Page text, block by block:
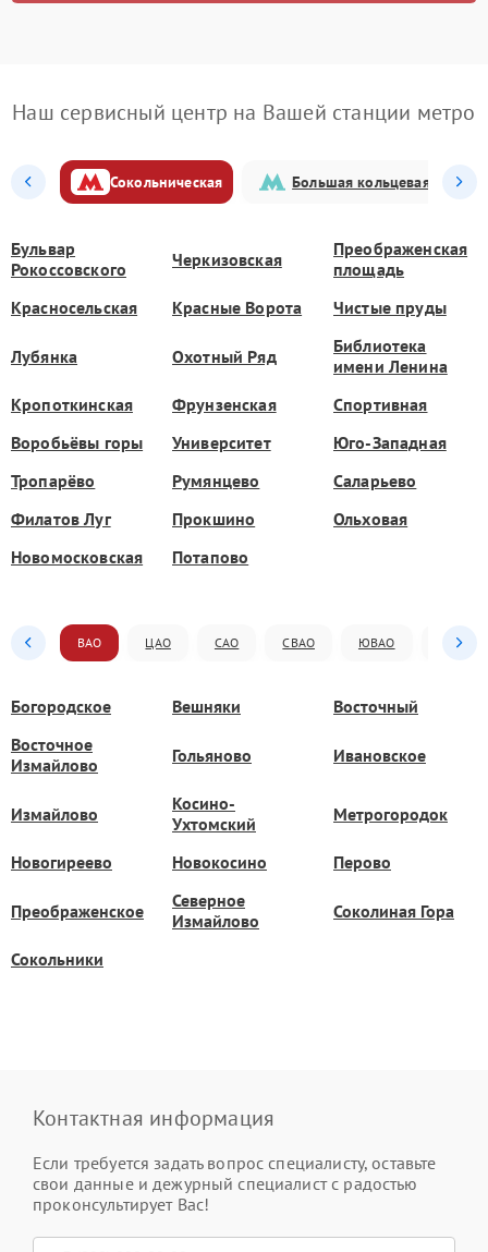
Наш сервисный центр на Вашей станции метро
Сокольническая Большая кольцевая
Бульвар
Рокоссовского
Черкизовская
Преображенская
площадь
Красносельская
Красные Ворота Чистые пруды
Лубянка Охотный Ряд
Библиотека
имени Ленина
Кропоткинская
Фрунзенская
Спортивная
Воробьёвы горы
Университет
Юго-Западная
Тропарёво
Румянцево
Саларьево
Филатов Луг
Прокшино
Ольховая
Новомосковская
Потапово
ВАО ЦАО САО СВАО ЮВАО ЮАО
Богородское Вешняки
Восточный
Восточное
Измайлово
Гольяново Ивановское
Измайлово
Косино-
Ухтомский
Метрогородок
Новогиреево Новокосино Перово
Преображенское
Северное
Измайлово
Соколиная Гора
Сокольники
Контактная информация
Если требуется задать вопрос специалисту, оставьте
свои данные и дежурный специалист с радостью
проконсультирует Вас!